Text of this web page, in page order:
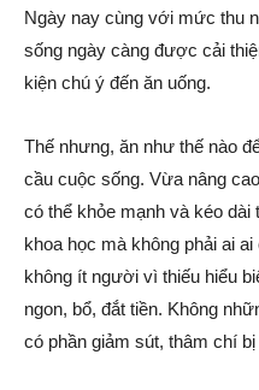
Ngày nay cùng với mức thu
sống ngày càng được cải
kiện chú ý đến ăn uống.
Thế nhưng, ăn như thế nào
cầu cuộc sống. Vừa nâng
có thể khỏe mạnh và kéo dài
khoa học mà không phải ai
không ít người vì thiếu hiểu
ngon, bổ, đắt tiền. Không
có phần giảm sút, thâm chí